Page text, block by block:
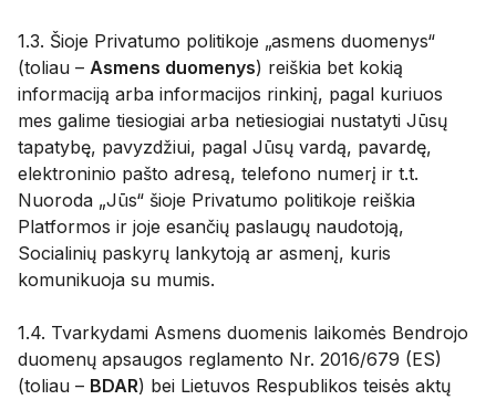
1.3. Šioje Privatumo politikoje „asmens duomenys“
(toliau – Asmens duomenys) reiškia bet kokią
informaciją arba informacijos rinkinį, pagal kuriuos
mes galime tiesiogiai arba netiesiogiai nustatyti Jūsų
tapatybę, pavyzdžiui, pagal Jūsų vardą, pavardę,
elektroninio pašto adresą, telefono numerį ir t.t.
Nuoroda „Jūs“ šioje Privatumo politikoje reiškia
Platformos ir joje esančių paslaugų naudotoją,
Socialinių paskyrų lankytoją ar asmenį, kuris
komunikuoja su mumis.
1.4. Tvarkydami Asmens duomenis laikomės Bendrojo
duomenų apsaugos reglamento Nr. 2016/679 (ES)
(toliau – BDAR) bei Lietuvos Respublikos teisės aktų